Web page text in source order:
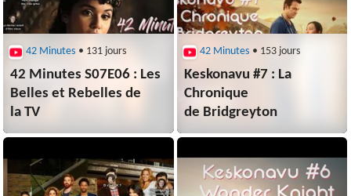
42 Minutes • 131 jours
42 Minutes S07E06 : Les
Belles et Rebelles de
la TV
42 Minutes • 153 jours
Keskonavu #7 : La
Chronique
de Bridgreyton